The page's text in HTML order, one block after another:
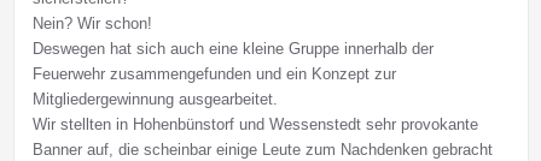
Nein? Wir schon!
Deswegen hat sich auch eine kleine Gruppe innerhalb der
Feuerwehr zusammengefunden und ein Konzept zur
Mitgliedergewinnung ausgearbeitet.
Wir stellten in Hohenbünstorf und Wessenstedt sehr provokante
Banner auf, die scheinbar einige Leute zum Nachdenken gebracht